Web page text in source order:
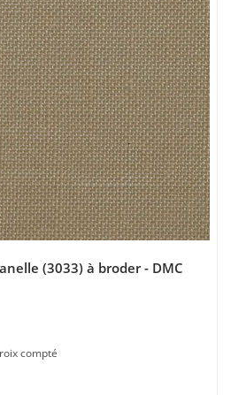
(3033) à broder - DMC
compté